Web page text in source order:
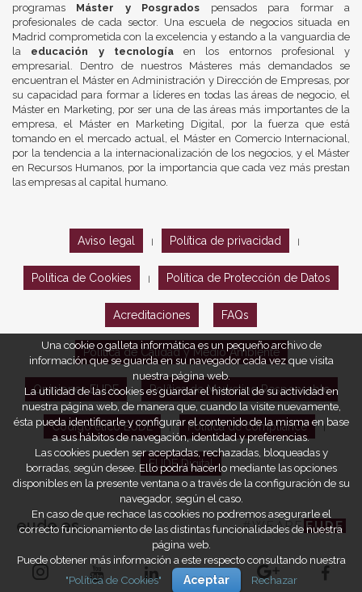
programas Máster y Posgrados pensados para formar a
profesionales de cada sector. Una escuela de negocios situada en
Madrid comprometida con la excelencia y estando a la vanguardia de
la educación y tecnologíaen los entornos profesional y
empresarial. Dentro de nuestros Másteres más demandados se
encuentran el Máster en Administración y Dirección de Empresas, por
su capacidad para formar a líderes en todas las áreas de negocio, el
Máster en Marketing, por ser una de las áreas más importantes de la
empresa, el Máster en Marketing Digital, por la fuerza que está
tomando en el mercado actual, el Máster en Comercio Internacional,
por la tendencia a la internacionalización de los negocios, y el Máster
en Recursos Humanos, por la importancia que cada vez más prestan
las empresas al capital humano.
Aviso legal Política de privacidad
Política de Cookies Política de Protección de Datos
Acreditaciones FAQs
Política de Calidad y Medio Ambiente
Opiniones EUDE Política de Marketing Responsable
Código ético EUDE | Política de compliance |
EUDE Digital
eude.es #WEAREEUDE
Una cookie o galleta informática es un pequeño archivo de
información que se guarda en su navegador cada vez que visita
nuestra página web.
La utilidad de las cookies es guardar el historial de su actividad en
nuestra página web, de manera que, cuando la visite nuevamente,
ésta pueda identificarle y configurar el contenido de la misma en base
a sus hábitos de navegación, identidad y preferencias.
Las cookies pueden ser aceptadas, rechazadas, bloqueadas y
borradas, según desee. Ello podrá hacerlo mediante las opciones
disponibles en la presente ventana o a través de la configuración de su
navegador, según el caso.
En caso de que rechace las cookies no podremos asegurarle el
correcto funcionamiento de las distintas funcionalidades de nuestra
página web.
Puede obtener más información a este respecto consultando nuestra
"Política de Cookies"
Aceptar Rechazar